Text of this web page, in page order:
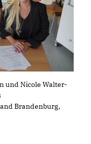
und Nicole Walter-
Brandenburg,